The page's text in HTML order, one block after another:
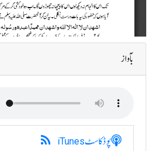
بآواز
پوڈکاسٹiTunes